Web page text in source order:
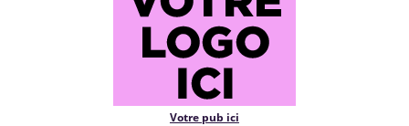
Votre pub ici